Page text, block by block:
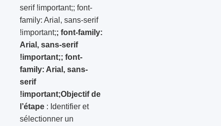
serif !important;; font-
family: Arial, sans-serif
!important;; font-family:
Arial, sans-serif
!important;; font-
family: Arial, sans-
serif
!important;Objectif de
l’étape : Identifier et
sélectionner un